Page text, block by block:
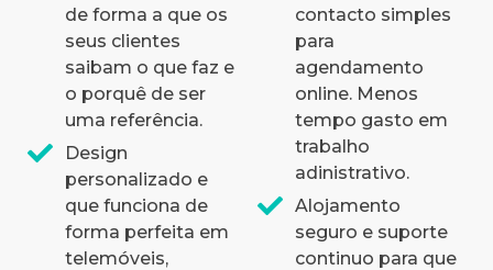
de forma a que os
seus clientes
saibam o que faz e
o porquê de ser
uma referência.
Design
personalizado e
que funciona de
forma perfeita em
telemóveis,
contacto simples
para
agendamento
online. Menos
tempo gasto em
trabalho
adinistrativo.
Alojamento
seguro e suporte
continuo para que